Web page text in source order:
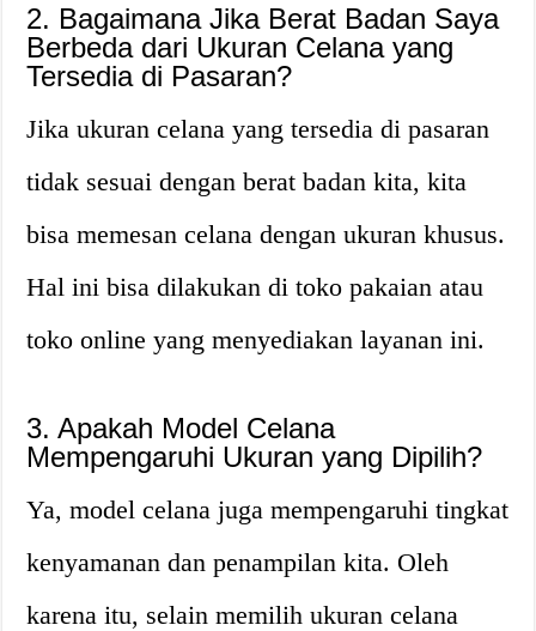
2. Bagaimana Jika Berat Badan Saya
Berbeda dari Ukuran Celana yang
Tersedia di Pasaran?
Jika ukuran celana yang tersedia di pasaran
tidak sesuai dengan berat badan kita, kita
bisa memesan celana dengan ukuran khusus.
Hal ini bisa dilakukan di toko pakaian atau
toko online yang menyediakan layanan ini.
3. Apakah Model Celana
Mempengaruhi Ukuran yang Dipilih?
Ya, model celana juga mempengaruhi tingkat
kenyamanan dan penampilan kita. Oleh
karena itu, selain memilih ukuran celana